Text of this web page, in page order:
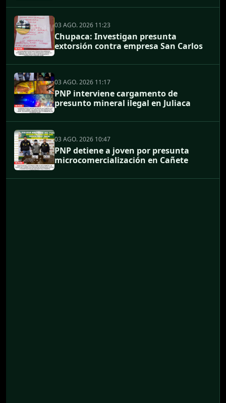
03 AGO. 2026 11:23
Chupaca: Investigan presunta
extorsión contra empresa San Carlos
03 AGO. 2026 11:17
PNP interviene cargamento de
presunto mineral ilegal en Juliaca
03 AGO. 2026 10:47
PNP detiene a joven por presunta
microcomercialización en Cañete